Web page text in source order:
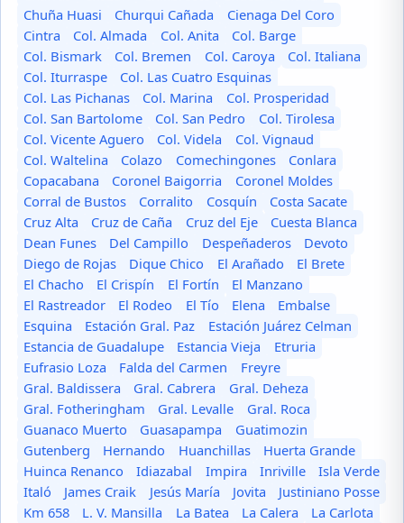
Chuña Huasi
Churqui Cañada
Cienaga Del Coro
Cintra
Col. Almada Col. Anita
Col. Barge
Col. Bismark
Col. Bremen Col. Caroya
Col. Italiana
Col. Iturraspe
Col. Las Cuatro Esquinas
Col. Las Pichanas
Col. Marina
Col. Prosperidad
Col. San Bartolome
Col. San Pedro
Col. Tirolesa
Col. Vicente Aguero
Col. Videla
Col. Vignaud
Col. Waltelina
Colazo Comechingones
Conlara
Copacabana
Coronel Baigorria
Coronel Moldes
Corral de Bustos
Corralito Cosquín
Costa Sacate
Cruz Alta
Cruz de Caña Cruz del Eje
Cuesta Blanca
Dean Funes
Del Campillo Despeñaderos
Devoto
Diego de Rojas
Dique Chico El Arañado
El Brete
El Chacho
El Crispín El Fortín
El Manzano
El Rastreador
El Rodeo El Tío Elena
Embalse
Esquina
Estación Gral. Paz
Estación Juárez Celman
Estancia de Guadalupe
Estancia Vieja
Etruria
Eufrasio Loza
Falda del Carmen
Freyre
Gral. Baldissera
Gral. Cabrera
Gral. Deheza
Gral. Fotheringham
Gral. Levalle
Gral. Roca
Guanaco Muerto
Guasapampa
Guatimozin
Gutenberg
Hernando Huanchillas
Huerta Grande
Huinca Renanco
Idiazabal Impira Inriville
Isla Verde
Italó
James Craik Jesús María Jovita
Justiniano Posse
Km 658
L. V. Mansilla La Batea La Calera
La Carlota